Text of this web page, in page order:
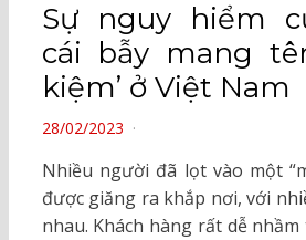
Sự nguy hiểm
cái bẫy mang
kiệm’ ở Việt Nam
POSTED
28/02/2023
Nhiều người đã lọt vào một
được giăng ra khắp nơi, với
nhau. Khách hàng rất dễ